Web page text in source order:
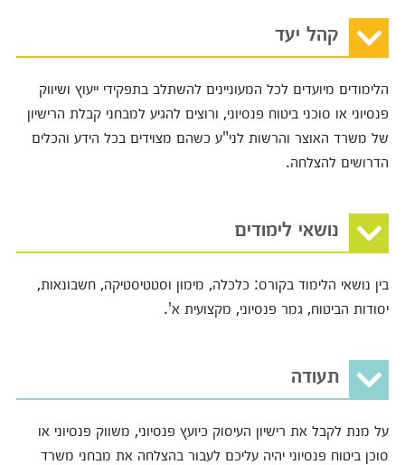
קהל יעד
הלימודים מיועדים לכל המעוניינים להשתלב בתפקידי ייעוץ ושיווק
פנסיוני או סוכני ביטוח פנסיוני, ורוצים להגיע למבחני קבלת הרישיון
של משרד האוצר והרשות לני"ע כשהם מצוידים בכל הידע והכלים
הדרושים להצלחה.
נושאי לימודים
בין נושאי הלימוד בקורס: כלכלה, מימון וסטטיסטיקה, חשבונאות,
יסודות הביטוח, גמר פנסיוני, מקצועית א'.
תעודה
על מנת לקבל את רישיון העיסוק כיועץ פנסיוני, משווק פנסיוני או
סוכן ביטוח פנסיוני יהיה עליכם לעבור בהצלחה את מבחני משרד